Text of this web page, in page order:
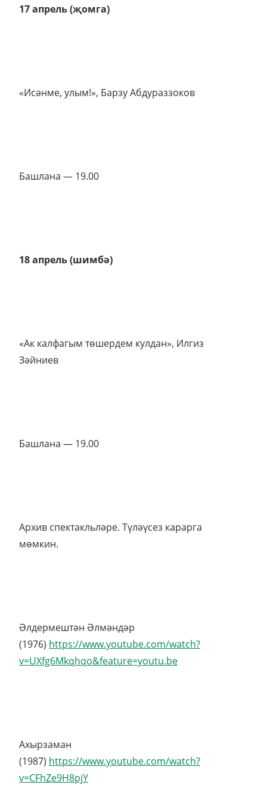
17 апрель (җомга)
«Исәнме, улым!», Барзу Абдураззоков
Башлана — 19.00
18 апрель (шимбә)
«Ак калфагым төшердем кулдан», Илгиз
Зәйниев
Башлана — 19.00
Архив спектакльләре. Түләүсез карарга
мөмкин.
Әлдермештән Әлмәндәр
(1976) https://www.youtube.com/watch?
v=UXfg6Mkqhqo&feature=youtu.be
Ахырзаман
(1987) https://www.youtube.com/watch?
v=CFhZe9H8pjY